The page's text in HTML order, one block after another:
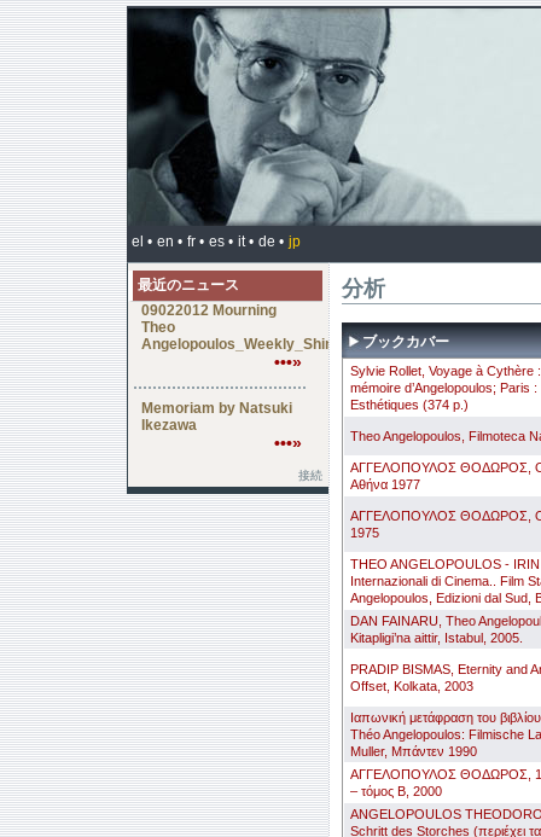
el • en • fr • es • it • de • jp
最近のニュース
09022012 Mourning
Theo
Angelopoulos_Weekly_Shincho_Japan
•••»
Memoriam by Natsuki
Ikezawa
•••»
接続
分析
ブックカバー
Sylvie Rollet, Voyage à Cythère
mémoire d’Angelopoulos; Paris
Esthétiques (374 p.)
Theo Angelopoulos, Filmoteca
AΓΓΕΛOΠOΥΛOΣ ΘOΔΩΡOΣ,
Aθήνα 1977
AΓΓΕΛOΠOΥΛOΣ ΘOΔΩΡOΣ, O
1975
THEO ANGELOPOULOS -
Internazionali di Cinema.. Film
Angelopoulos, Edizioni dal Sud,
DAN FAINARU, Theo
Kitapligi’na aittir, Istabul, 2005.
PRADIP BISMAS, Eternity and
Offset, Kolkata, 2003
Ιαπωνική μετάφραση του
Théo Angelopoulos: Filmische
Muller, Μπάντεν 1990
AΓΓΕΛOΠOΥΛOΣ ΘOΔΩΡOΣ,
– τόμος B, 2000
ANGELOPOULOS
Schritt des Storches (περιέχει